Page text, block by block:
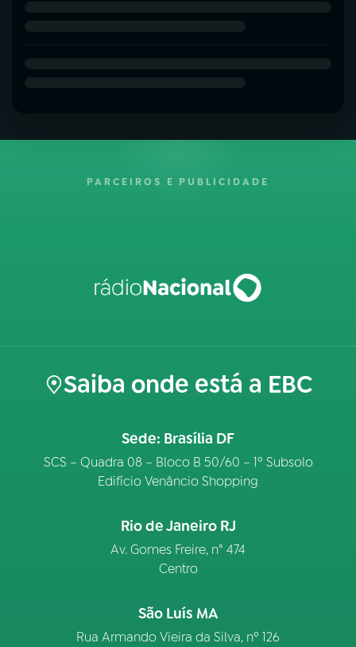
PARCEIROS E PUBLICIDADE
Saiba onde está a EBC
Sede: Brasília DF
SCS – Quadra 08 – Bloco B 50/60 – 1º Subsolo
Edifício Venâncio Shopping
Rio de Janeiro RJ
Av. Gomes Freire, n° 474
Centro
São Luís MA
Rua Armando Vieira da Silva, nº 126